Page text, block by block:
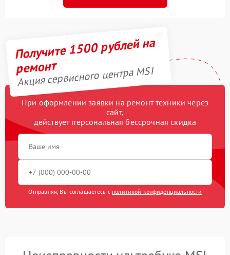
Получите 1500 рублей на
ремонт
Акция сервисного центра MSI
При оформлении заявки на ремонт техники через
сайт,
действует персональная бессрочная скидка
Отправляя, Вы соглашаетесь с политикой конфиденциальности